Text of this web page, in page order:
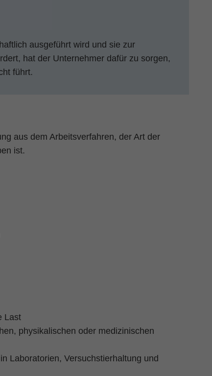
ausgeführt wird und sie zur
hat der Unternehmer dafür zu sorgen,
führt.
aus dem Arbeitsverfahren, der Art der
ist.
Last
physikalischen oder medizinischen
Laboratorien, Versuchstierhaltung und